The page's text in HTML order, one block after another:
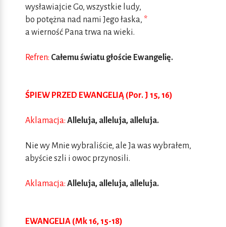
wysławiajcie Go, wszystkie ludy,
bo potężna nad nami Jego łaska, *
a wierność Pana trwa na wieki.
Refren: Całemu światu głoście Ewangelię.
ŚPIEW PRZED EWANGELIĄ (Por. J 15, 16)
Aklamacja: Alleluja, alleluja, alleluja.
Nie wy Mnie wybraliście, ale Ja was wybrałem,
abyście szli i owoc przynosili.
Aklamacja: Alleluja, alleluja, alleluja.
EWANGELIA (Mk 16, 15-18)